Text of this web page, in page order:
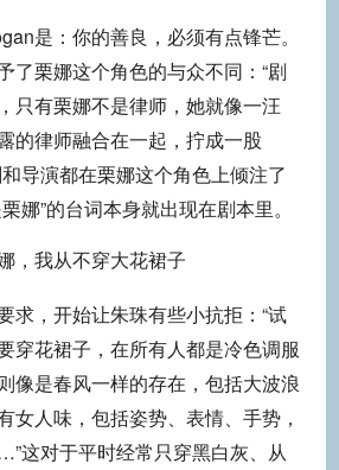
是：你的善良，必须有点锋芒。
了栗娜这个角色的与众不同：“剧
只有栗娜不是律师，她就像一汪
的律师融合在一起，拧成一股
导演都在栗娜这个角色上倾注了
娜”的台词本身就出现在剧本里。
求，开始让朱珠有些小抗拒：“试
穿花裙子，在所有人都是冷色调服
像是春风一样的存在，包括大波浪
女人味，包括姿势、表情、手势，
这对于平时经常只穿黑白灰、从